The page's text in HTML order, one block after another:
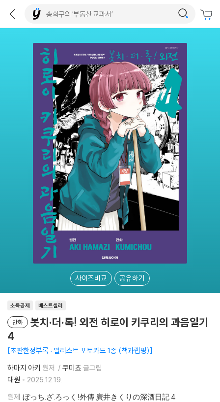
사이즈비교 공유하기
소득공제 베스트셀러
만화
봇치·더·록! 외전 히로이 키쿠리의 과음일기
4
초판한정부록 : 일러스트 포토카드 1종 (책과랩핑)
하마지 아키 원저 쿠미쵸 글그림
대원
2025.12.19.
원제 ぼっち.ざ.ろっく!外傳 廣井きくりの深酒日記 4